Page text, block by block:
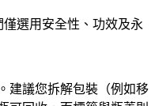
選用安全性、功效及永
建議您拆解包裝（例如移